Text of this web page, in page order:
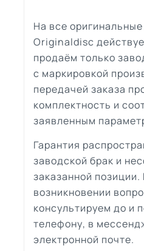
На все
Originaldisc
продаём только
с маркировкой
передачей заказа
комплектность и
заявленным
Гарантия
заводской брак и
заказанной позиции.
возникновении
консультируем до и
телефону, в
электронной почте.